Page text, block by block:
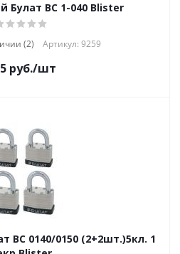
Булат ВС 1-040 Blister
(2) Артикул: 9259
руб./шт
ВС 0140/0150 (2+2шт.)5кл. 1